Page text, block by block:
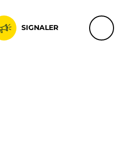
SIGNALER